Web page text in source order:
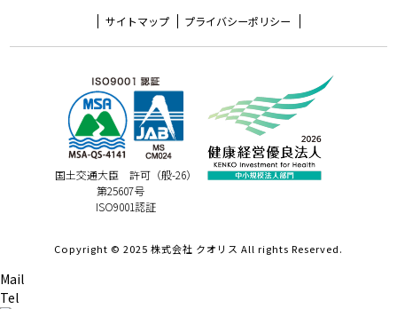
サイトマップ プライバシーポリシー
国土交通大臣 許可（般-26）
第25607号
ISO9001認証
Copyright © 2025 株式会社 クオリス All rights Reserved.
Mail
Tel